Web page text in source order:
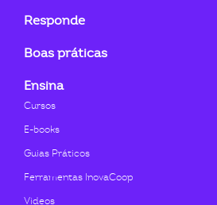
Responde
Boas práticas
Ensina
Cursos
E-books
Guias Práticos
Ferramentas InovaCoop
Videos